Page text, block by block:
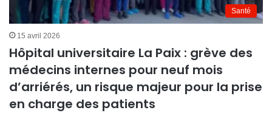
Santé
15 avril 2026
Hôpital universitaire La Paix : grève des
médecins internes pour neuf mois
d’arriérés, un risque majeur pour la prise
en charge des patients